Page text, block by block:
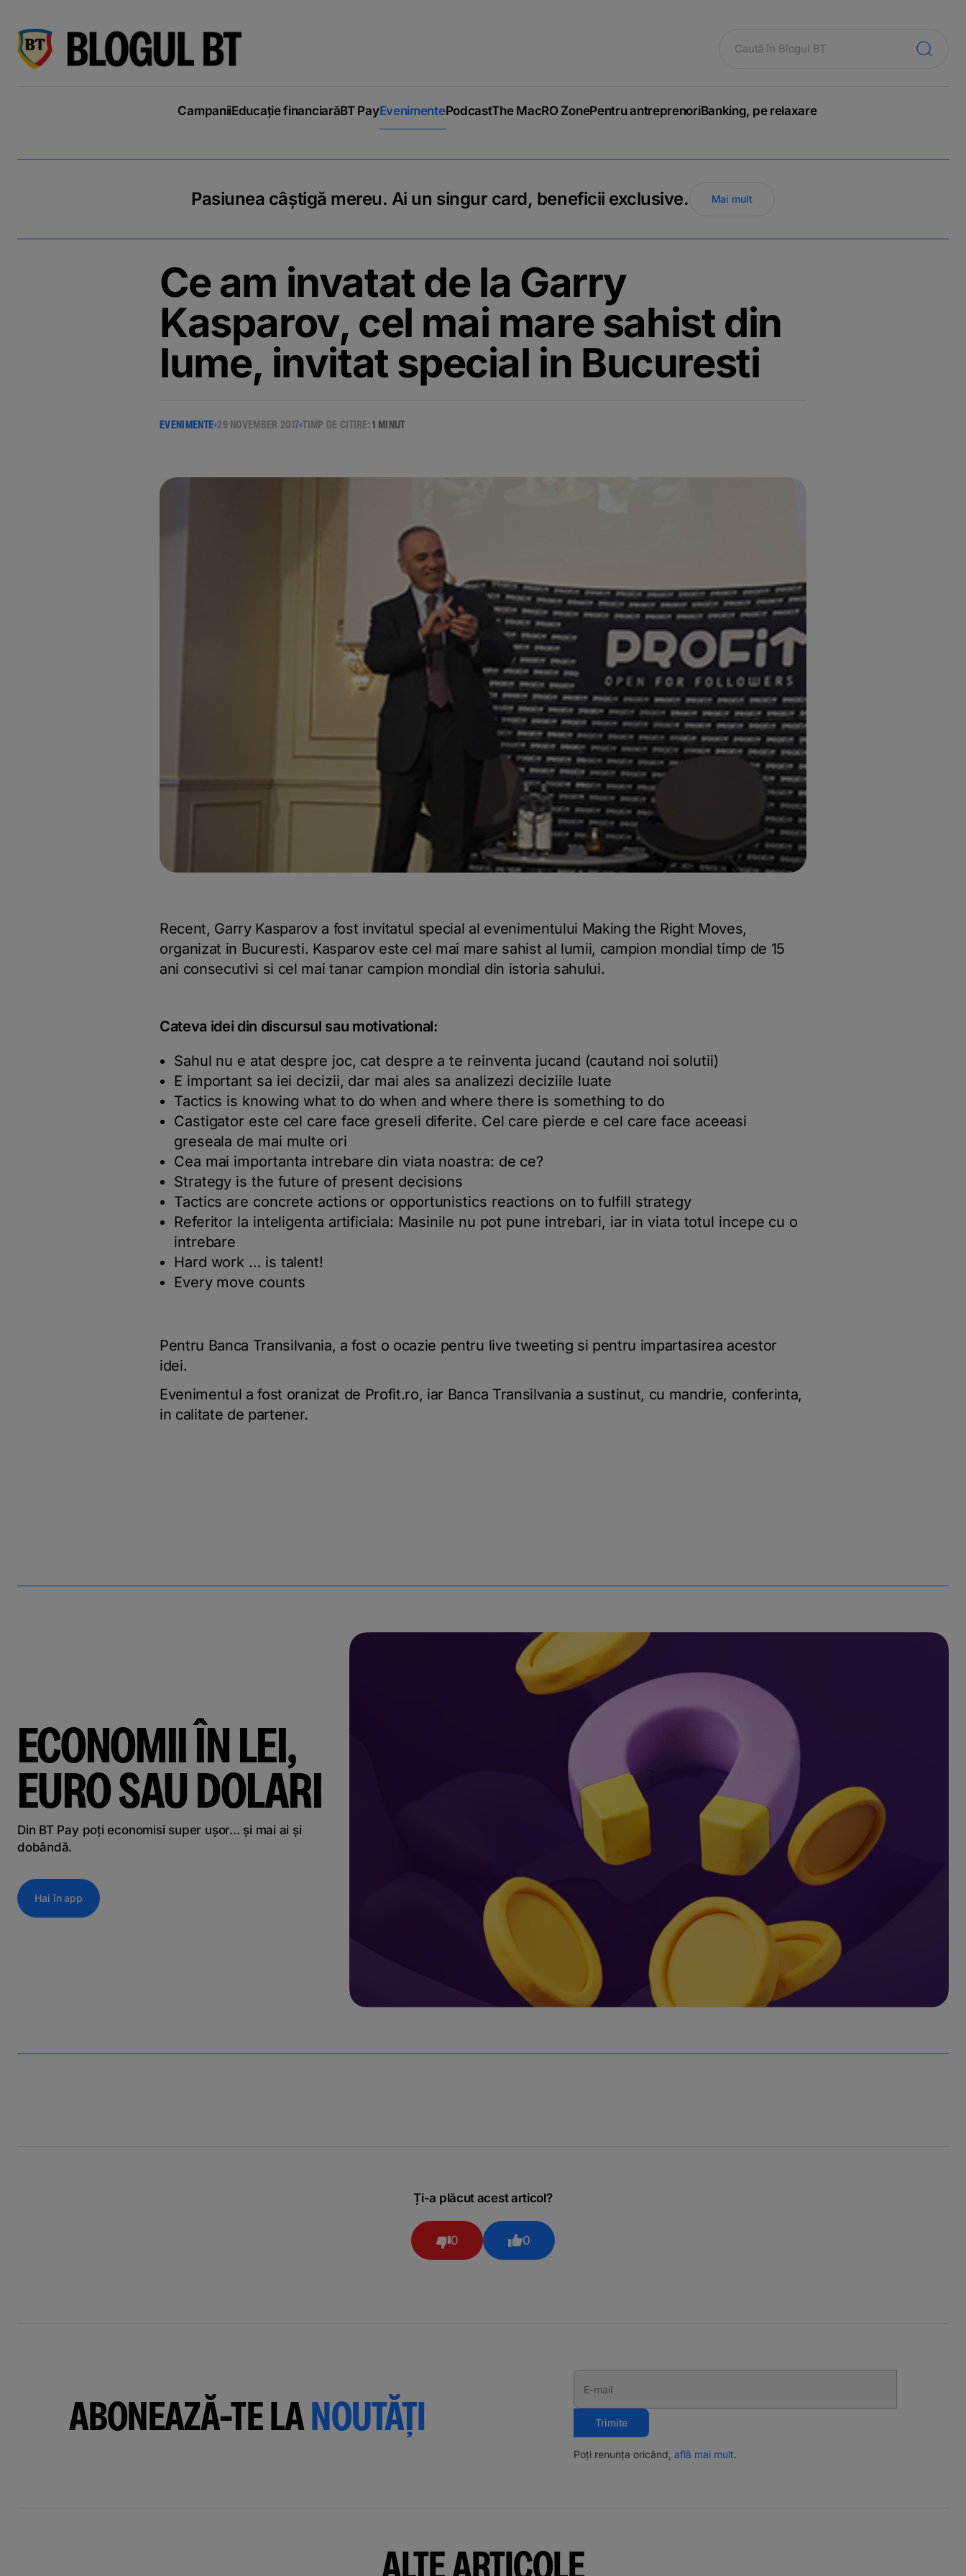
CampaniiEducație financiarăBT PayEvenimentePodcastThe MacRO ZonePentru antreprenoriBanking, pe relaxare
Pasiunea câștigă mereu. Ai un singur card, beneficii exclusive. Mai mult
Ce am invatat de la Garry
Kasparov, cel mai mare sahist din
lume, invitat special in Bucuresti
EVENIMENTE 29 NOVEMBER 2017 TIMP DE CITIRE:1 MINUT
Recent, Garry Kasparov a fost invitatul special al evenimentului Making the Right Moves,
organizat in Bucuresti. Kasparov este cel mai mare sahist al lumii, campion mondial timp de 15
ani consecutivi si cel mai tanar campion mondial din istoria sahului.
Cateva idei din discursul sau motivational:
Sahul nu e atat despre joc, cat despre a te reinventa jucand (cautand noi solutii)
E important sa iei decizii, dar mai ales sa analizezi deciziile luate
Tactics is knowing what to do when and where there is something to do
Castigator este cel care face greseli diferite. Cel care pierde e cel care face aceeasi
greseala de mai multe ori
Cea mai importanta intrebare din viata noastra: de ce?
Strategy is the future of present decisions
Tactics are concrete actions or opportunistics reactions on to fulfill strategy
Referitor la inteligenta artificiala: Masinile nu pot pune intrebari, iar in viata totul incepe cu o
intrebare
Hard work … is talent!
Every move counts
Pentru Banca Transilvania, a fost o ocazie pentru live tweeting si pentru impartasirea acestor
idei.
Evenimentul a fost oranizat de Profit.ro, iar Banca Transilvania a sustinut, cu mandrie, conferinta,
in calitate de partener.
ECONOMII ÎN LEI,
EURO SAU DOLARI
Din BT Pay poți economisi super ușor... și mai ai și
dobândă.
Hai în app
Ți-a plăcut acest articol?
0 0
ABONEAZĂ-TE LANOUTĂȚI
E-mail
Trimite
Poți renunța oricând, află mai mult.
ALTE ARTICOLE